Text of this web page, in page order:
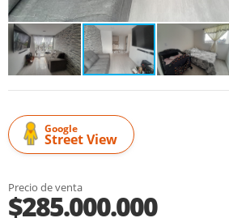
Google
Street View
Precio de venta
$285.000.000